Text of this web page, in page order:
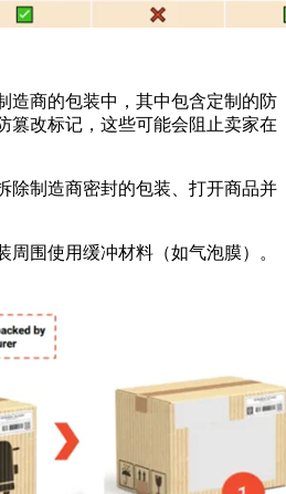
造商的包装中，其中包含定制的防
篡改标记，这些可能会阻止卖家在
除制造商密封的包装、打开商品并
周围使用缓冲材料（如气泡膜）。